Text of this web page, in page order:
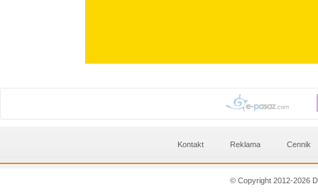
Kontakt Reklama Cennik
© Copyright 2012-2026